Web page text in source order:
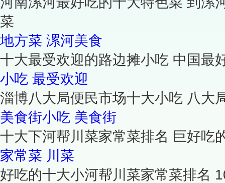
菜
地方菜 漯河美食
十大最受欢迎的路边摊小吃 中国最
小吃 最受欢迎
淄博八大局便民市场十大小吃 八大
美食街小吃 美食街
十大下河帮川菜家常菜排名 巨好吃
家常菜 川菜
好吃的十大小河帮川菜家常菜排名